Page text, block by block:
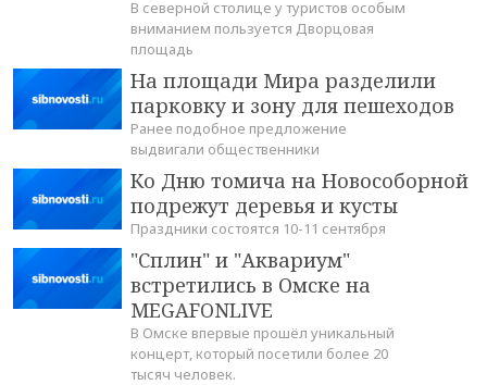
В северной столице у туристов особым
вниманием пользуется Дворцовая
площадь
На площади Мира разделили
парковку и зону для пешеходов
Ранее подобное предложение
выдвигали общественники
Ко Дню томича на Новособорной
подрежут деревья и кусты
Праздники состоятся 10-11 сентября
"Сплин" и "Аквариум"
встретились в Омске на
MEGAFONLIVE
В Омске впервые прошёл уникальный
концерт, который посетили более 20
тысяч человек.